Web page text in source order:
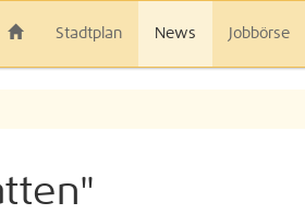
Stadtplan News Jobbörse